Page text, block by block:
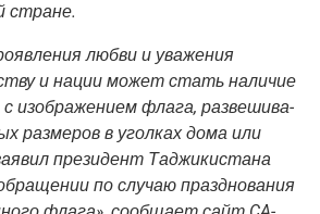
стране.
люб­ви и ува­же­ния
и нации может стать нали­чие
с изоб­ра­же­ни­ем фла­га, раз­ве­ши­ва­
раз­ме­ров в угол­ках дома или
пре­зи­дент Таджи­ки­ста­на
по слу­чаю празд­но­ва­ния